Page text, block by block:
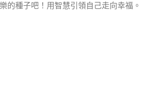
的種子吧！用智慧引領自己走向幸福。